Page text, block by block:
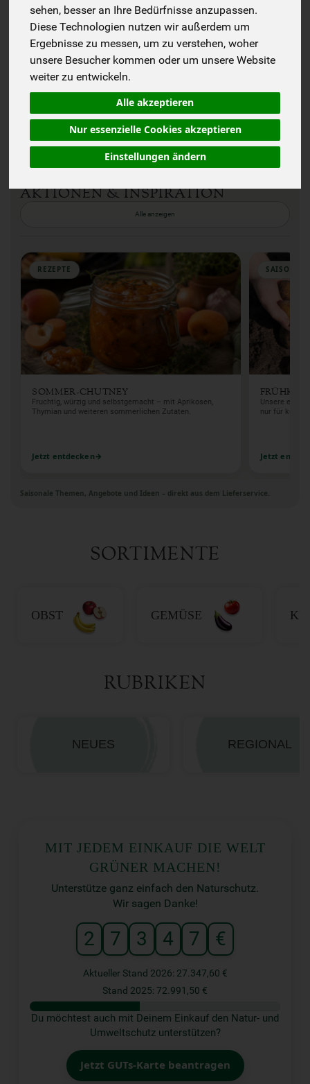
sehen, besser an Ihre Bedürfnisse anzupassen.
Diese Technologien nutzen wir außerdem um
Ergebnisse zu messen, um zu verstehen, woher
unsere Besucher kommen oder um unsere Website
weiter zu entwickeln.
Alle akzeptieren
Nur essenzielle Cookies akzeptieren
Einstellungen ändern
Wie läuft die Lieferung ab?
Was ist drin?
Kann ich die Kiste anpassen oder pausieren?
Du hast noch mehr Fragen?
AKTIONEN & INSPIRATION
Alle anzeigen
REZEPTE
SOMMER-CHUTNEY
Fruchtig, würzig und selbstgemacht – mit Aprikosen,
Thymian und weiteren sommerlichen Zutaten.
Jetzt entdecken
SAISON
Unsere erste
nur für kurze
Jetzt
Saisonale Themen, Angebote und Ideen – direkt aus dem Lieferservice.
SORTIMENTE
OBST GEMÜSE
RUBRIKEN
NEUES REGIONAL
MIT JEDEM EINKAUF DIE WELT
GRÜNER MACHEN!
Unterstütze ganz einfach den Naturschutz.
Wir sagen Danke!
2 7 3 4 7 €
Aktueller Stand 2026: 27.347,60 €
Stand 2025: 72.991,50 €
Du möchtest auch mit Deinem Einkauf den Natur- und
Umweltschutz unterstützen?
Jetzt GUTs-Karte beantragen